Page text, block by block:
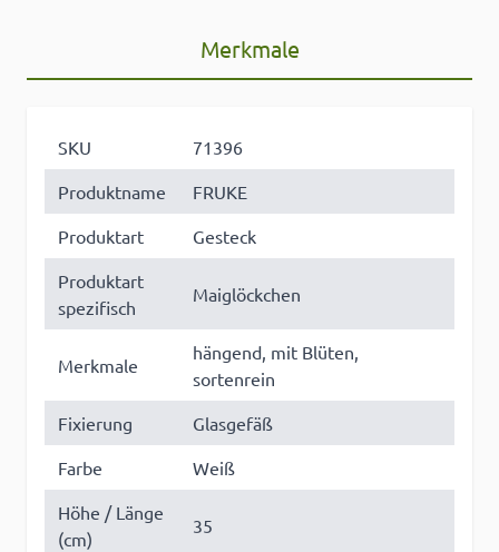
Merkmale
SKU
71396
Produktname
FRUKE
Produktart
Gesteck
Produktart
spezifisch
Maiglöckchen
Merkmale
hängend, mit Blüten,
sortenrein
Fixierung
Glasgefäß
Farbe
Weiß
Höhe / Länge
(cm)
35